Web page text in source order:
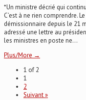
*Un ministre décrié qui
C’est à ne rien comprendre.
démissionnaire depuis le 21
adressé une lettre au
les ministres en poste ne...
Plus/More →
1 of 2
1
2
Suivant »